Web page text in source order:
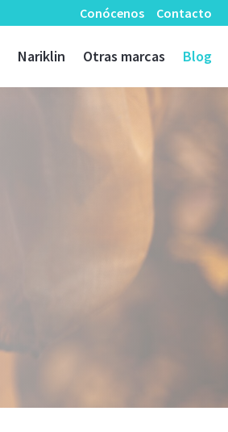
Conócenos Contacto
Nariklin Otras marcas Blog